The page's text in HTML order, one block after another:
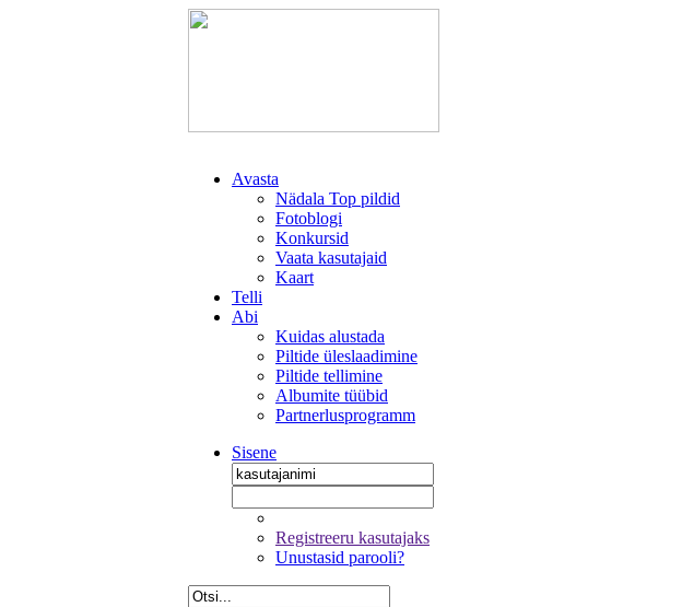
Avasta
Nädala Top pildid
Fotoblogi
Konkursid
Vaata kasutajaid
Kaart
Telli
Abi
Kuidas alustada
Piltide üleslaadimine
Piltide tellimine
Albumite tüübid
Partnerlusprogramm
Sisene
Registreeru kasutajaks
Unustasid parooli?